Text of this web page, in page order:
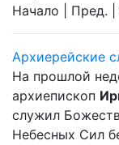
Начало | Пред. |
Архиерейские
На прошлой
архиепископ
служил
Небесных Сил